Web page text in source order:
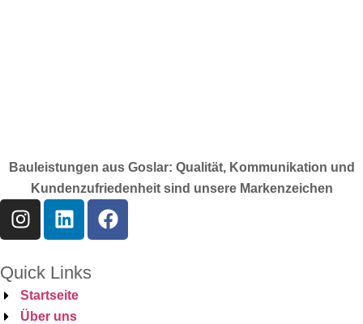
Bauleistungen aus Goslar: Qualität, Kommunikation und
Kundenzufriedenheit sind unsere Markenzeichen
Quick Links
Startseite
Über uns